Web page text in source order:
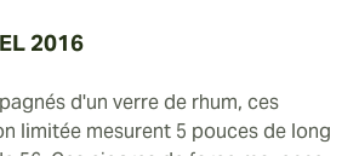
2016
d'un verre de rhum, ces
limitée mesurent 5 pouces de long